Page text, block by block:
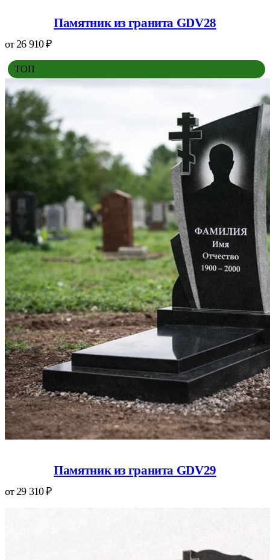
Памятник из гранита GDV28
от26 910₽
ТОП
Памятник из гранита GDV29
от29 310₽